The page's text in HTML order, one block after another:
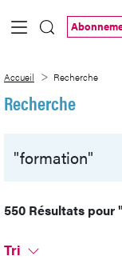
Saut au contenu
Accueil Recherche
Recherche
550 Résultats pour
Tri